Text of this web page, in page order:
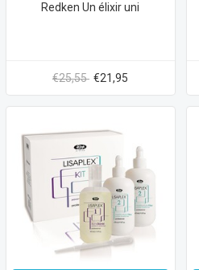
Redken Un élixir uni
€25,55 €21,95